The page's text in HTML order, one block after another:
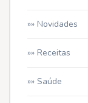
»» Novidades
»» Receitas
»» Saúde